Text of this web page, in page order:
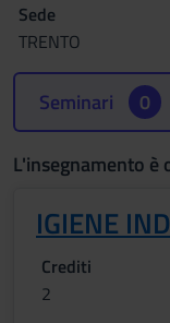
Sede
TRENTO
Seminari 0
L'insegnamento è
IGIENE
Crediti
2